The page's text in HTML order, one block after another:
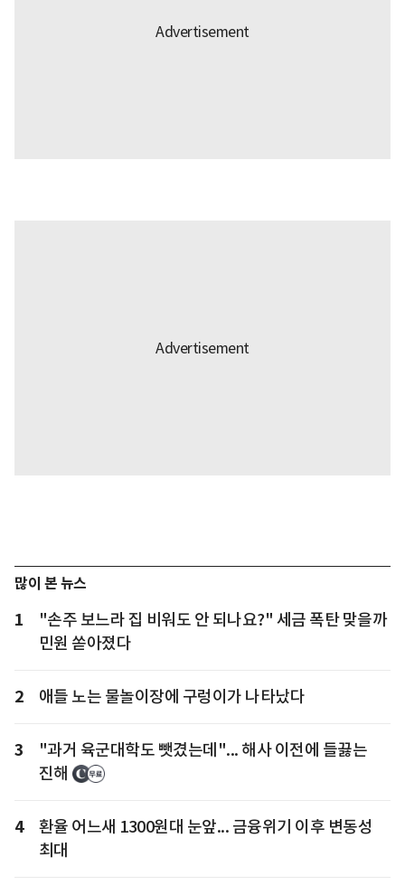
많이 본 뉴스
1
"손주 보느라 집 비워도 안 되나요?" 세금 폭탄 맞을까
민원 쏟아졌다
2 애들 노는 물놀이장에 구렁이가 나타났다
3
"과거 육군대학도 뺏겼는데"... 해사 이전에 들끓는
진해
4
환율 어느새 1300원대 눈앞... 금융위기 이후 변동성
최대